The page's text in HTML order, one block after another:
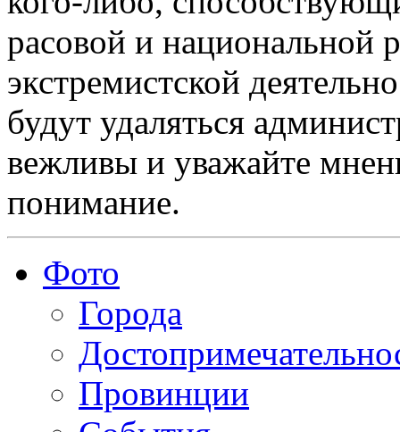
расовой и национальной
экстремистской
будут удаляться
вежливы и уважайте
понимание.
Фото
Города
Провинции